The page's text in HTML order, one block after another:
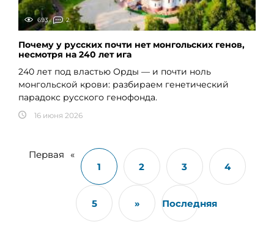
693 2
Почему у русских почти нет монгольских генов,
несмотря на 240 лет ига
240 лет под властью Орды — и почти ноль
монгольской крови: разбираем генетический
парадокс русского генофонда.
16 июня 2026
Первая
«
1
2 3 4
5 » Последняя